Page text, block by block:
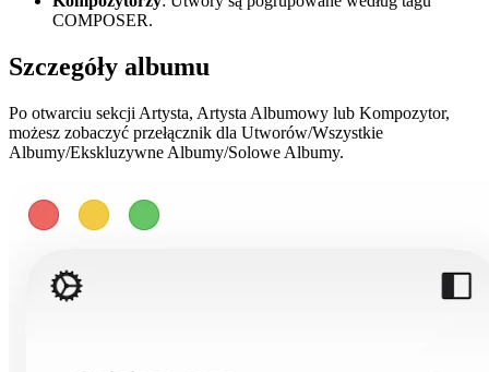
COMPOSER.
Szczegóły albumu
Po otwarciu sekcji Artysta, Artysta Albumowy lub Kompozytor,
możesz zobaczyć przełącznik dla Utworów/Wszystkie
Albumy/Ekskluzywne Albumy/Solowe Albumy.